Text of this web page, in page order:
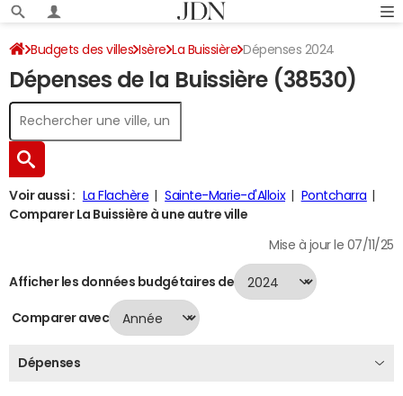
Budgets des villes Isère La Buissière Dépenses 2024
Dépenses de la Buissière (38530)
Voir aussi : La Flachère Sainte-Marie-d'Alloix
Pontcharra
Comparer La Buissière à une autre ville
Mise à jour le 07/11/25
Afficher les données budgétaires de
Comparer avec
Dépenses